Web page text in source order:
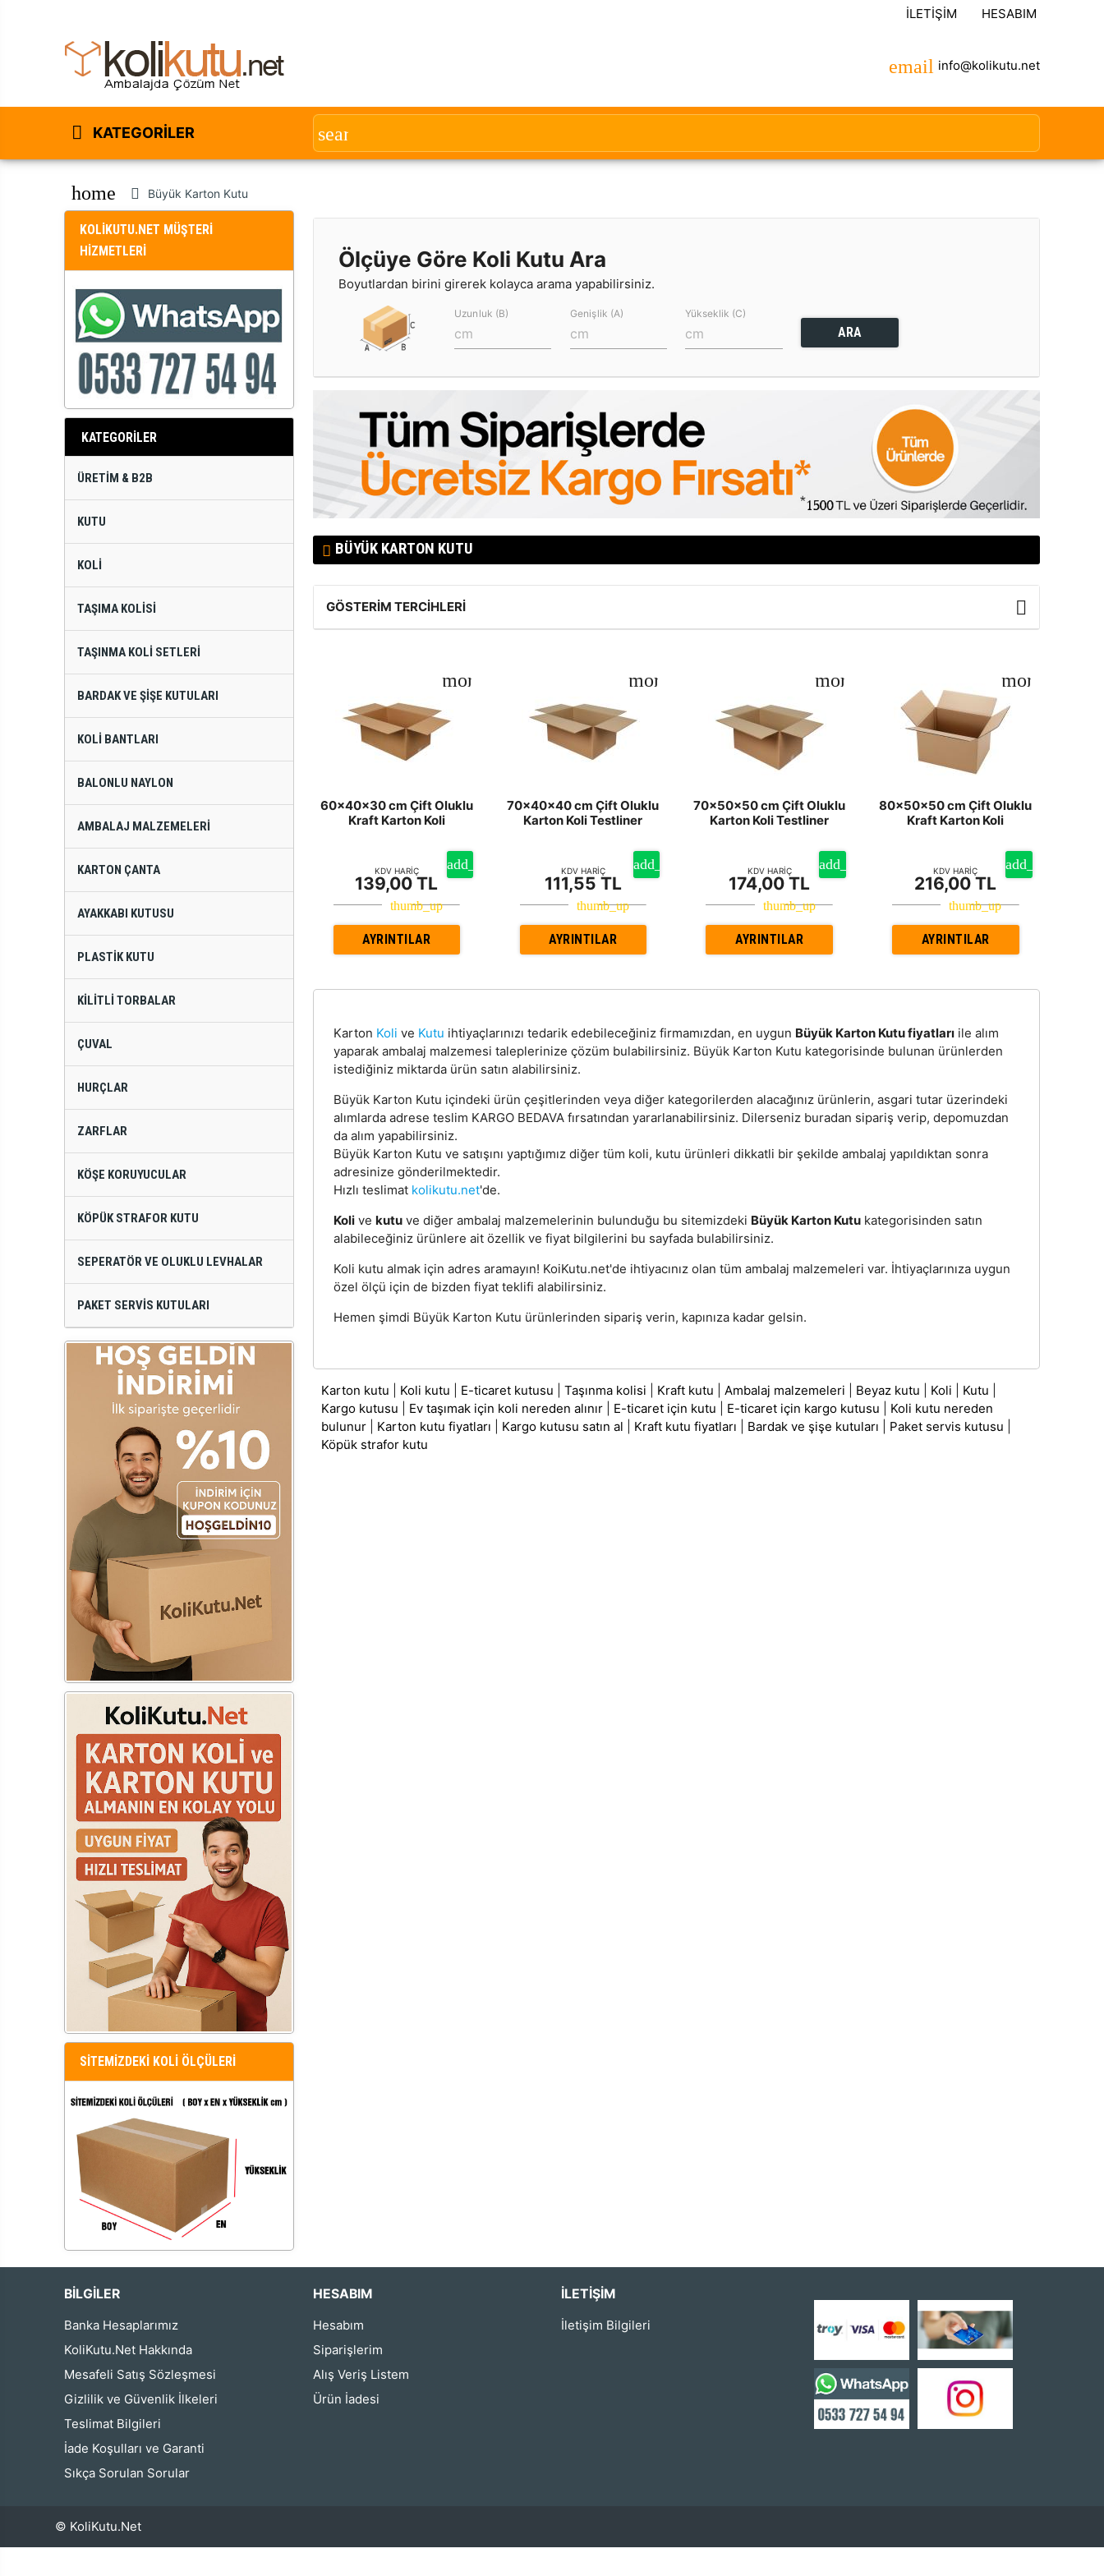
İLETIŞIM HESABIM
info@kolikutu.net
KATEGORILER
home Büyük Karton Kutu
KOLİKUTU.NET MÜŞTERİ
HİZMETLERİ
KATEGORİLER
ÜRETIM & B2B
KUTU
KOLI
TAŞIMA KOLISI
TAŞINMA KOLI SETLERI
BARDAK VE ŞIŞE KUTULARI
KOLI BANTLARI
BALONLU NAYLON
AMBALAJ MALZEMELERI
KARTON ÇANTA
AYAKKABI KUTUSU
PLASTIK KUTU
KILITLI TORBALAR
ÇUVAL
HURÇLAR
ZARFLAR
KÖŞE KORUYUCULAR
KÖPÜK STRAFOR KUTU
SEPERATÖR VE OLUKLU LEVHALAR
PAKET SERVIS KUTULARI
SİTEMİZDEKİ KOLİ ÖLÇÜLERİ
Ölçüye Göre Koli Kutu Ara
Boyutlardan birini girerek kolayca arama yapabilirsiniz.
Uzunluk (B) Genişlik (A) Yükseklik (C)
ARA
BÜYÜK KARTON KUTU
GÖSTERIM TERCIHLERI
60x40x30 cm Çift Oluklu
Kraft Karton Koli
KDV HARİÇ
139,00 TL
AYRINTILAR
70x40x40 cm Çift Oluklu
Karton Koli Testliner
KDV HARİÇ
111,55 TL
AYRINTILAR
70x50x50 cm Çift Oluklu
Karton Koli Testliner
KDV HARİÇ
174,00 TL
AYRINTILAR
80x50x50 cm Çift Oluklu
Kraft Karton Koli
KDV HARİÇ
216,00 TL
AYRINTILAR
Karton Koli ve Kutu ihtiyaçlarınızı tedarik edebileceğiniz firmamızdan, en uygun Büyük Karton Kutu fiyatlarıile alım
yaparak ambalaj malzemesi taleplerinize çözüm bulabilirsiniz. Büyük Karton Kutu kategorisinde bulunan ürünlerden
istediğiniz miktarda ürün satın alabilirsiniz.
Büyük Karton Kutu içindeki ürün çeşitlerinden veya diğer kategorilerden alacağınız ürünlerin, asgari tutar üzerindeki
alımlarda adrese teslim KARGO BEDAVA fırsatından yararlanabilirsiniz. Dilerseniz buradan sipariş verip, depomuzdan
da alım yapabilirsiniz.
Büyük Karton Kutu ve satışını yaptığımız diğer tüm koli, kutu ürünleri dikkatli bir şekilde ambalaj yapıldıktan sonra
adresinize gönderilmektedir.
Hızlı teslimat kolikutu.net'de.
Kolive kutuve diğer ambalaj malzemelerinin bulunduğu bu sitemizdeki Büyük Karton Kutukategorisinden satın
alabileceğiniz ürünlere ait özellik ve fiyat bilgilerini bu sayfada bulabilirsiniz.
Koli kutu almak için adres aramayın! KoiKutu.net'de ihtiyacınız olan tüm ambalaj malzemeleri var. İhtiyaçlarınıza uygun
özel ölçü için de bizden fiyat teklifi alabilirsiniz.
Hemen şimdi Büyük Karton Kutu ürünlerinden sipariş verin, kapınıza kadar gelsin.
Karton kutu Koli kutu E-ticaret kutusu Taşınma kolisi Kraft kutu Ambalaj malzemeleri Beyaz kutu Koli Kutu
Kargo kutusu
Ev taşımak için koli nereden alınır| E-ticaret için kutu E-ticaret için kargo kutusu
Koli kutu nereden
bulunur| Karton kutu fiyatları Kargo kutusu satın al Kraft kutu fiyatları Bardak ve şişe kutuları Paket servis kutusu
Köpük strafor kutu
BİLGİLER
Banka Hesaplarımız
KoliKutu.Net Hakkında
Mesafeli Satış Sözleşmesi
Gizlilik ve Güvenlik İlkeleri
Teslimat Bilgileri
İade Koşulları ve Garanti
Sıkça Sorulan Sorular
HESABIM
Hesabım
Siparişlerim
Alış Veriş Listem
Ürün İadesi
İLETIŞIM
İletişim Bilgileri
© KoliKutu.Net